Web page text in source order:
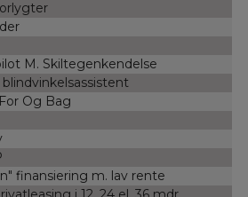
M. Skiltegenkendelse
Og Bag
finansiering m. lav rente